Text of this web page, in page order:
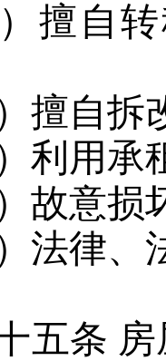
擅自
擅自拆
利用承
故意损
法律、
五条